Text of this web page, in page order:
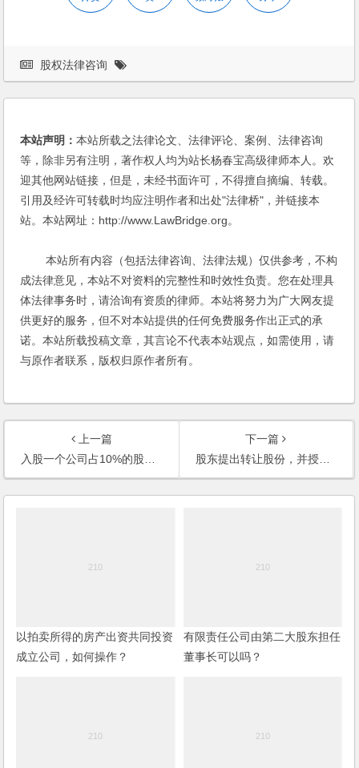
股权法律咨询
本站声明：本站所载之法律论文、法律评论、案例、法律咨询
等，除非另有注明，著作权人均为站长杨春宝高级律师本人。欢
迎其他网站链接，但是，未经书面许可，不得擅自摘编、转载。
引用及经许可转载时均应注明作者和出处"法律桥"，并链接本
站。本站网址：http://www.LawBridge.org。
本站所有内容（包括法律咨询、法律法规）仅供参考，不构
成法律意见，本站不对资料的完整性和时效性负责。您在处理具
体法律事务时，请洽询有资质的律师。本站将努力为广大网友提
供更好的服务，但不对本站提供的任何免费服务作出正式的承
诺。本站所载投稿文章，其言论不代表本站观点，如需使用，请
与原作者联系，版权归原作者所有。
上一篇
入股一个公司占10%的股权，手续怎么办理？是否对公司承担10%的责任？
下一篇
股东提出转让股份，并授权股东会代为处置，后来反悔，如何处理？
以拍卖所得的房产出资共同投资
成立公司，如何操作？
有限责任公司由第二大股东担任
董事长可以吗？